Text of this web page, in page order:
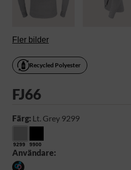
Fler bilder
Recycled Polyester
FJ66
Färg: Lt. Grey 9299
9299 9900
Användare: